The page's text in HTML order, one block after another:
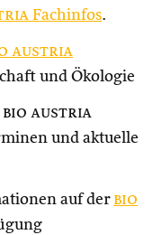
Fachinfos.
austria
und Ökologie
bio austria
und aktuelle
auf der bio